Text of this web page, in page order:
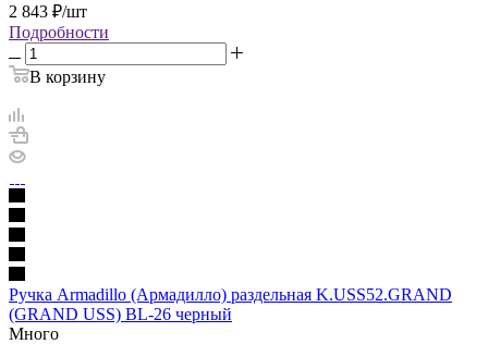
2 843 ₽/шт
Подробности
В корзину
Ручка Armadillo (Армадилло) раздельная K.USS52.GRAND
(GRAND USS) BL-26 черный
Много